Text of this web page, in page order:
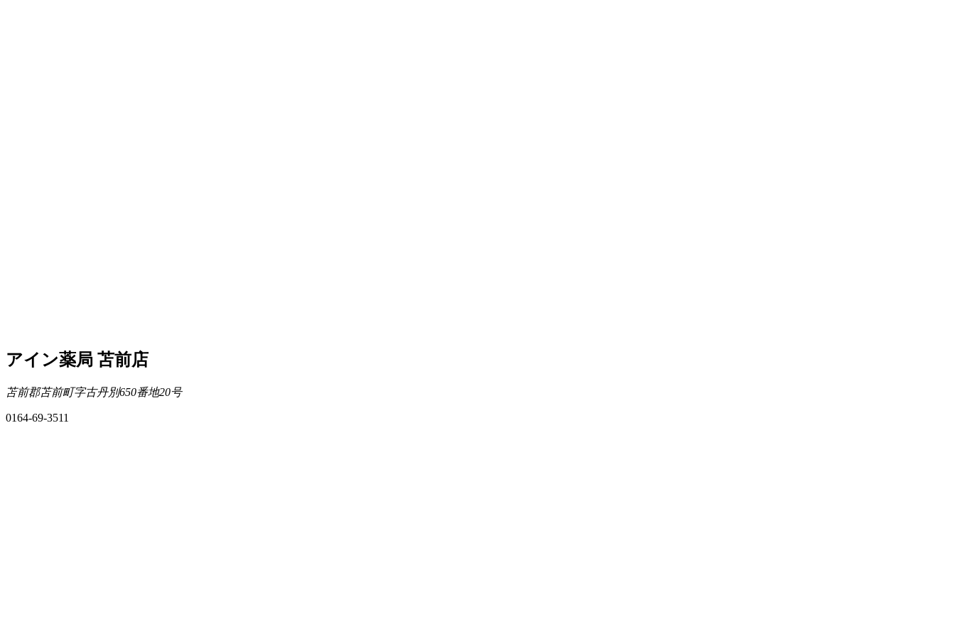
アイン薬局 苫前店
苫前郡苫前町字古丹別650番地20号
0164-69-3511